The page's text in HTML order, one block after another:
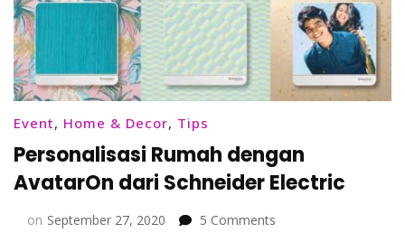
Event, Home & Decor, Tips
Personalisasi Rumah dengan
AvatarOn dari Schneider Electric
on September 27, 2020 5 Comments